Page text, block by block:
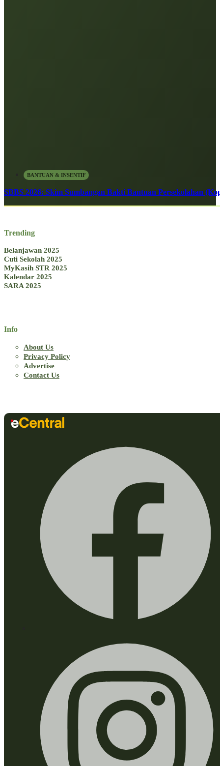
BANTUAN & INSENTIF
SBBS 2026: Skim Sumbangan Bakti Bantuan Persekolahan
Trending
Belanjawan 2025
Cuti Sekolah 2025
MyKasih STR 2025
Kalendar 2025
SARA 2025
Info
About Us
Privacy Policy
Advertise
Contact Us